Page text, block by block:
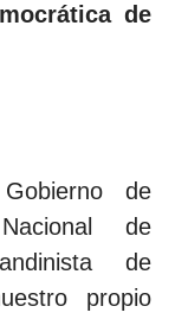
de
de
de
de
propio